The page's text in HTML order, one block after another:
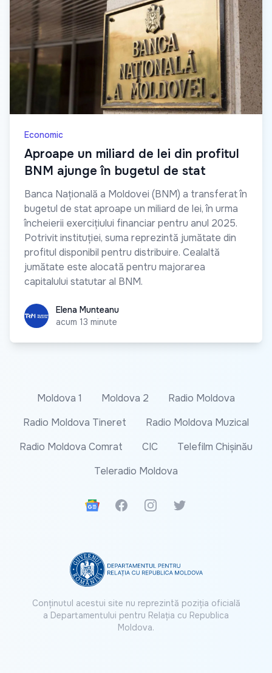
Economic
Aproape un miliard de lei din profitul
BNM ajunge în bugetul de stat
Banca Națională a Moldovei (BNM) a transferat în
bugetul de stat aproape un miliard de lei, în urma
încheierii exercițiului financiar pentru anul 2025.
Potrivit instituției, suma reprezintă jumătate din
profitul disponibil pentru distribuire. Cealaltă
jumătate este alocată pentru majorarea
capitalului statutar al BNM.
Elena Munteanu
Elena Munteanu
acum 13 minute
Moldova 1 Moldova 2
Radio Moldova
Radio Moldova Tineret
Radio Moldova Muzical
Radio Moldova Comrat
CIC
Telefilm Chișinău
Teleradio Moldova
Google News
FacebookInstagramTwitter
Conținutul acestui site nu reprezintă poziția oficială
a Departamentului pentru Relația cu Republica
Moldova.